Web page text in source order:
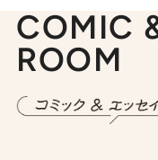
COMIC
ROOM